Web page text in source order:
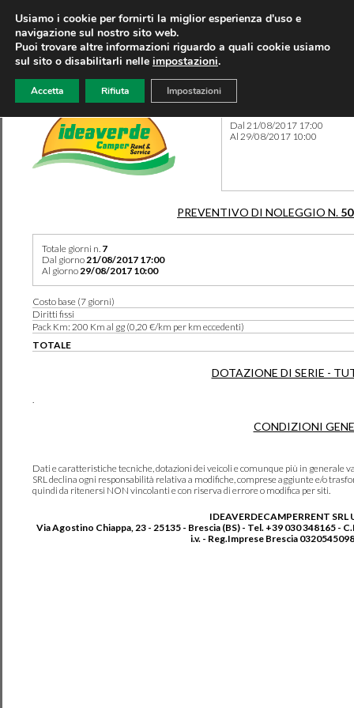
Dal 21/08/2017 17:00
Al 29/08/2017 10:00
PREVENTIVO DI NOLEGGIO N.
Totale giorni n. 7
Dal giorno21/08/2017 17:00
Al giorno29/08/2017 10:00
Costo base (7 giorni)
Diritti fissi
Pack Km: 200 Km al gg (0,20 €/km per km eccedenti)
TOTALE
DOTAZIONE DI SERIE -
.
CONDIZIONI
Dati e caratteristiche tecniche, dotazioni dei veicoli e comunque più in generale
SRL declina ogni responsabilità relativa a modifiche, comprese aggiunte e/o
quindi da ritenersi NON vincolanti e con riserva di errore o modifica per siti.
IDEAVERDECAMPERRENT SRL
Via Agostino Chiappa, 23 - 25135 - Brescia (BS) - Tel. +39 030 348165 -
i.v. - Reg.Imprese Brescia
Usiamo i cookie per fornirti la miglior esperienza d'uso e
navigazione sul nostro sito web.
Puoi trovare altre informazioni riguardo a quali cookie usiamo
sul sito o disabilitarli nelle impostazioni.
Accetta Rifiuta Impostazioni